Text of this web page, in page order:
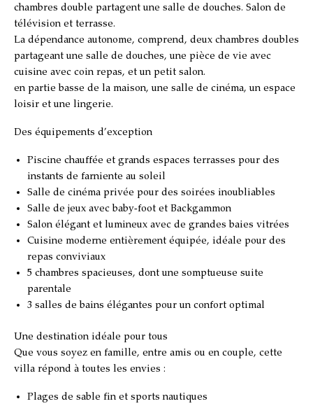
chambres double partagent une salle de douches. Salon de
télévision et terrasse.
La dépendance autonome, comprend, deux chambres doubles
partageant une salle de douches, une pièce de vie avec
cuisine avec coin repas, et un petit salon.
en partie basse de la maison, une salle de cinéma, un espace
loisir et une lingerie.
Des équipements d’exception
Piscine chauffée et grands espaces terrasses pour des
instants de farniente au soleil
Salle de cinéma privée pour des soirées inoubliables
Salle de jeux avec baby-foot et Backgammon
Salon élégant et lumineux avec de grandes baies vitrées
Cuisine moderne entièrement équipée, idéale pour des
repas conviviaux
5 chambres spacieuses, dont une somptueuse suite
parentale
3 salles de bains élégantes pour un confort optimal
Une destination idéale pour tous
Que vous soyez en famille, entre amis ou en couple, cette
villa répond à toutes les envies :
Plages de sable fin et sports nautiques